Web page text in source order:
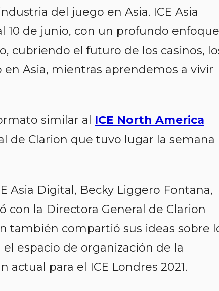
del juego en Asia. ICE Asia
10 de junio, con un profundo enfoque
cubriendo el futuro de los casinos,
Asia, mientras aprendemos a vivir
similar al ICE North America
de Clarion que tuvo lugar la semana
Asia Digital, Becky Liggero Fontana,
con la Directora General de Clarion
también compartió sus ideas sobre
espacio de organización de la
actual para el ICE Londres 2021.